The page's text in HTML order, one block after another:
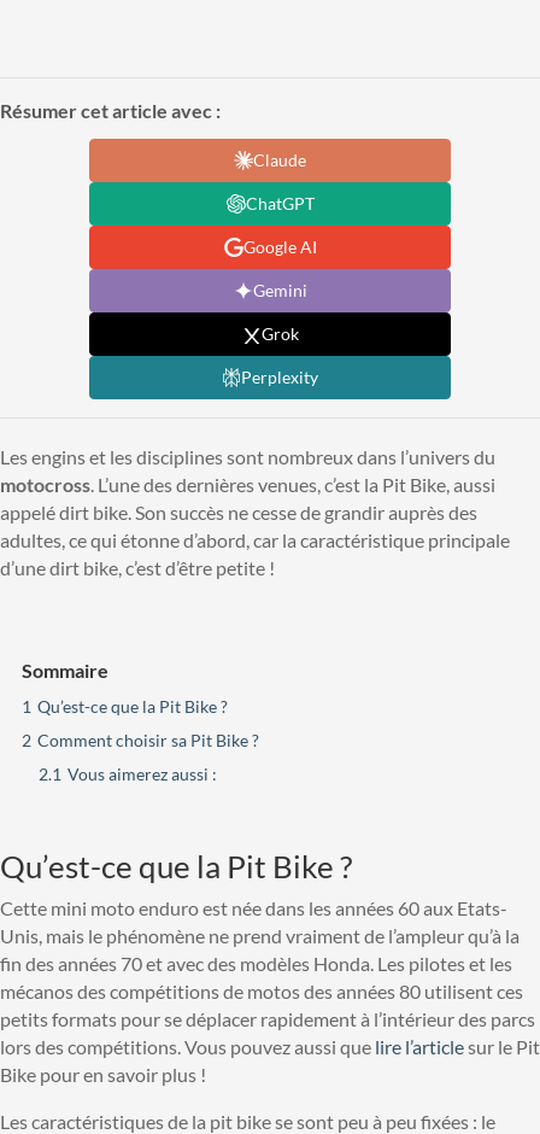
Résumer cet article avec :
Claude
ChatGPT
Google AI
Gemini
Grok
Perplexity
Les engins et les disciplines sont nombreux dans l’univers du
motocross. L’une des dernières venues, c’est la Pit Bike, aussi
appelé dirt bike. Son succès ne cesse de grandir auprès des
adultes, ce qui étonne d’abord, car la caractéristique principale
d’une dirt bike, c’est d’être petite !
Sommaire
1 Qu’est-ce que la Pit Bike ?
2 Comment choisir sa Pit Bike ?
2.1 Vous aimerez aussi :
Qu’est-ce que la Pit Bike ?
Cette mini moto enduro est née dans les années 60 aux Etats-
Unis, mais le phénomène ne prend vraiment de l’ampleur qu’à la
fin des années 70 et avec des modèles Honda. Les pilotes et les
mécanos des compétitions de motos des années 80 utilisent ces
petits formats pour se déplacer rapidement à l’intérieur des parcs
lors des compétitions. Vous pouvez aussi que lire l’articlesur le Pit
Bike pour en savoir plus !
Les caractéristiques de la pit bike se sont peu à peu fixées : le